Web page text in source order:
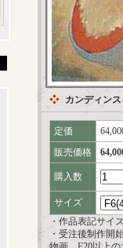
カンディン
定価
販売価格
購入数
サイズ
・作品表記サイ
・受注後制作開